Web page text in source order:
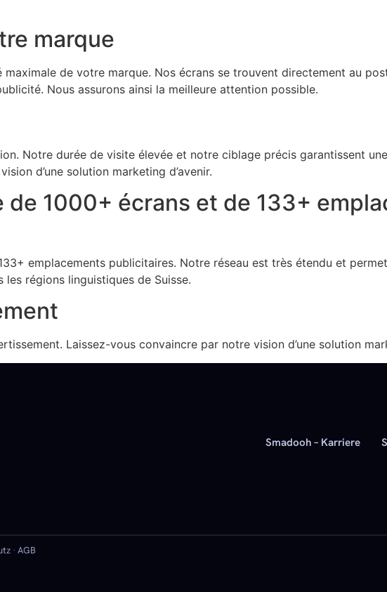
marque
de votre marque. Nos écrans se trouvent directement au
Nous assurons ainsi la meilleure attention possible.
Notre durée de visite élevée et notre ciblage précis garantissent
d’une solution marketing d’avenir.
de 1000+ écrans et de 133+
emplacements publicitaires. Notre réseau est très étendu et
régions linguistiques de Suisse.
Laissez-vous convaincre par notre vision d’une solution
Smadooh – Karriere
· AGB